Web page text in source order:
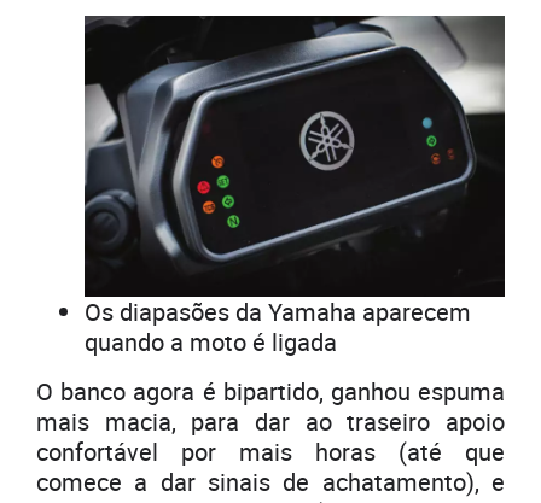
Os diapasões da Yamaha aparecem
quando a moto é ligada
O banco agora é bipartido, ganhou espuma
mais macia, para dar ao traseiro apoio
confortável por mais horas (até que
comece a dar sinais de achatamento), e